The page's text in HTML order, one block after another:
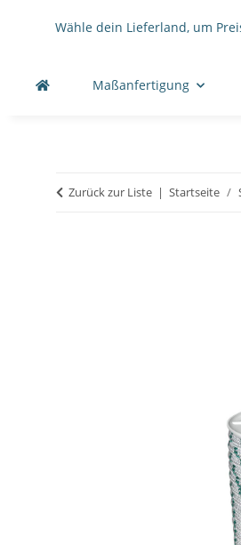
Wähle dein Lieferland, um
Maßanfertigung
Zurück zur Liste Startseite